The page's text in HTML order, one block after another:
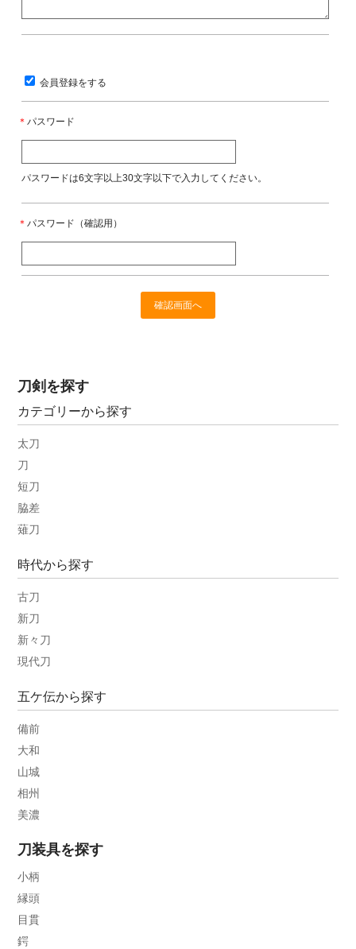
会員登録をする
＊パスワード
パスワードは6文字以上30文字以下で入力してください。
＊パスワード（確認用）
刀剣を探す
カテゴリーから探す
太刀
刀
短刀
脇差
薙刀
時代から探す
古刀
新刀
新々刀
現代刀
五ケ伝から探す
備前
大和
山城
相州
美濃
刀装具を探す
小柄
縁頭
目貫
鍔